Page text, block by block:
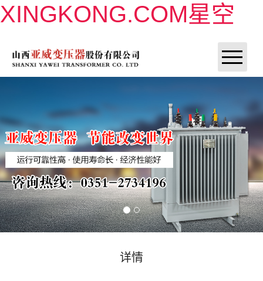
XINGKONG.COM星空
XINGKONG.COM星空
产品展示
联系我们
详情